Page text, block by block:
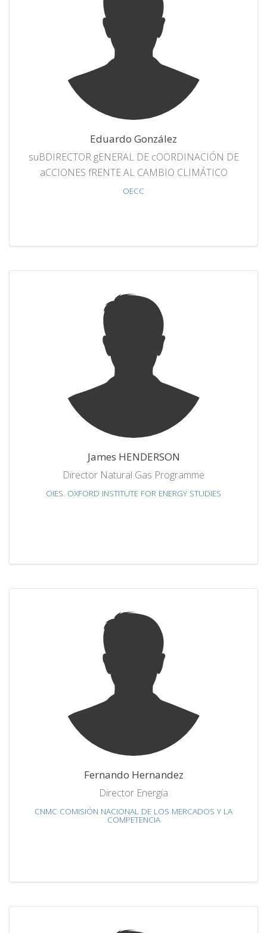
Eduardo González
suBDIRECTOR gENERAL DE cOORDINACIÓN DE
aCCIONES fRENTE AL CAMBIO CLIMÁTICO
OECC
James HENDERSON
Director Natural Gas Programme
OIES. OXFORD INSTITUTE FOR ENERGY STUDIES
Fernando Hernandez
Director Energía
CNMC COMISIÓN NACIONAL DE LOS MERCADOS Y LA
COMPETENCIA